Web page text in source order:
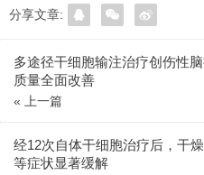
分享文章:
多途径干细胞输注治疗创伤性
质量全面改善
« 上一篇
经12次自体干细胞治疗后，干
等症状显著缓解